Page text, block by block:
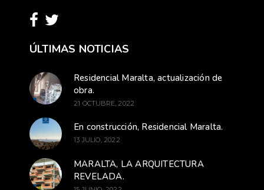
ÚLTIMAS NOTICIAS
Residencial Maralta, actualización de
obra.
21 OCTUBRE, 2022
En construcción, Residencial Maralta.
13 JULIO, 2022
MARALTA, LA ARQUITECTURA
REVELADA.